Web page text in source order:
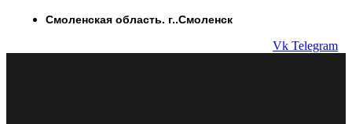
ПерейтиСмоленская область. г..Смоленск
Vk Telegram